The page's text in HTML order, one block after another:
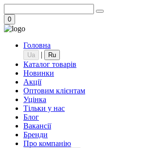
0
Головна
Ua | Ru
Каталог товарів
Новинки
Акції
Оптовим клієнтам
Уцінка
Тільки у нас
Блог
Вакансії
Бренди
Про компанію